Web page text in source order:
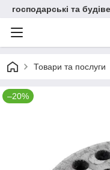
господарські та
Товари та послуги
–20%